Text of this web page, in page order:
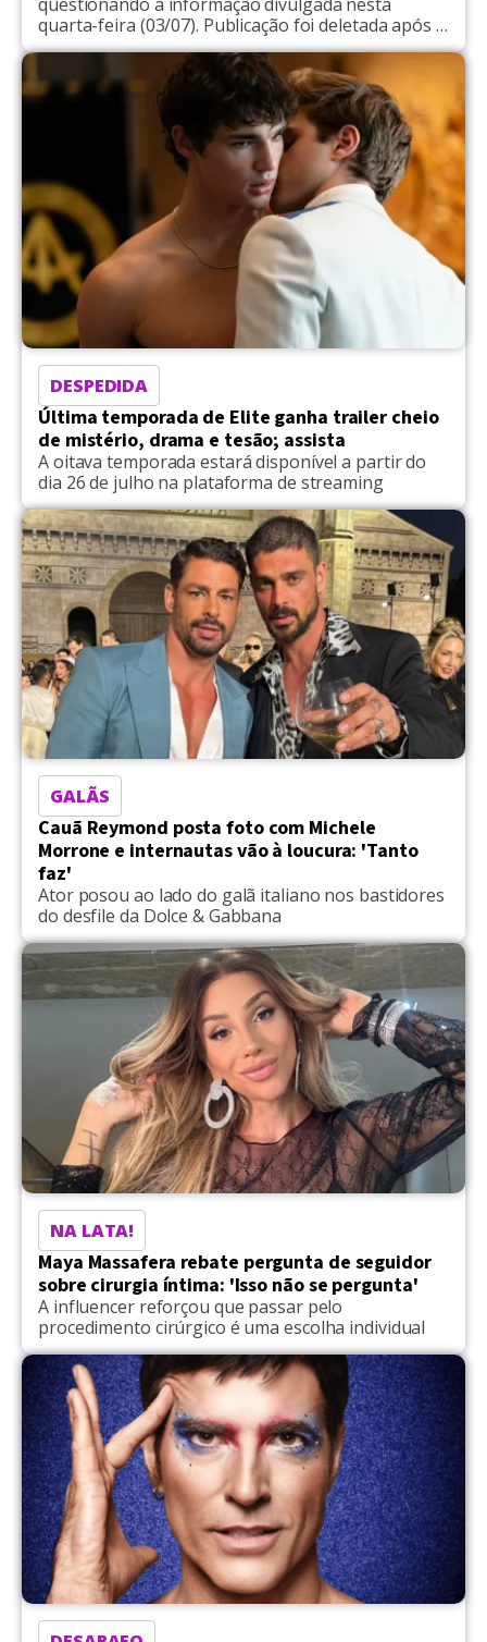
quarta-feira (03/07). Publicação foi deletada após a
interação das artistas
DESPEDIDA
Última temporada de Elite ganha trailer cheio
de mistério, drama e tesão; assista
A oitava temporada estará disponível a partir do
dia 26 de julho na plataforma de streaming
GALÃS
Cauã Reymond posta foto com Michele
Morrone e internautas vão à loucura: 'Tanto
faz'
Ator posou ao lado do galã italiano nos bastidores
do desfile da Dolce & Gabbana
NA LATA!
Maya Massafera rebate pergunta de seguidor
sobre cirurgia íntima: 'Isso não se pergunta'
A influencer reforçou que passar pelo
procedimento cirúrgico é uma escolha individual